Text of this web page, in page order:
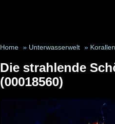
Home » Unterwasserwelt » Korallen
Die strahlende
(00018560)